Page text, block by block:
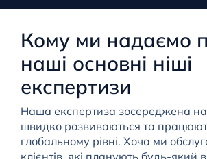
Кому ми надаємо
наші основні ніші
експертизи
Наша експертиза зосереджена
швидко розвиваються та
глобальному рівні. Хоча ми